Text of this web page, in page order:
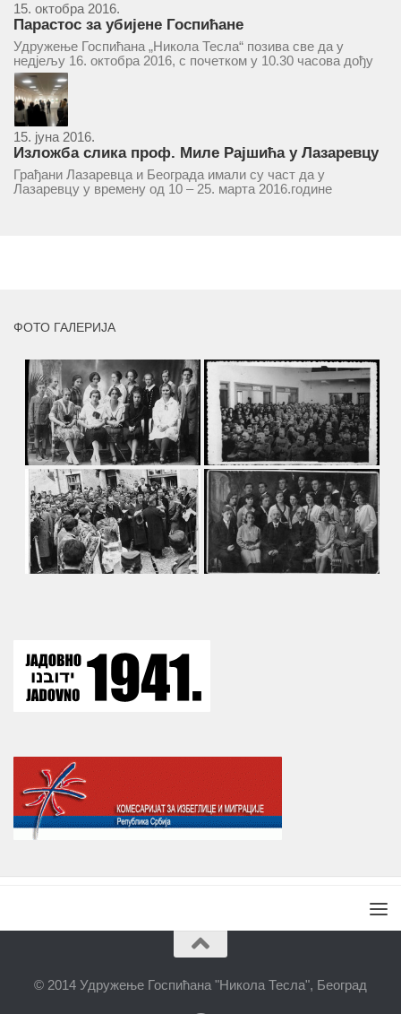
15. октобра 2016.
Парастос за убијене Госпићане
Удружење Госпићана „Никола Тесла“ позива све да у
недјељу 16. октобра 2016, с почетком у 10.30 часова дођу
у цркву Светог оца Николаја у Борчи (Улица Вука Караџића
1), гдје ће бити служен парастос за...
15. јуна 2016.
Изложба слика проф. Миле Рајшића у Лазаревцу
Грађани Лазаревца и Београда имали су част да у
Лазаревцу у времену од 10 – 25. марта 2016.године
ФОТО ГАЛЕРИЈА
© 2014 Удружење Госпићана "Никола Тесла", Београд